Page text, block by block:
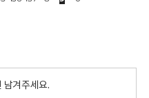
남겨주세요.